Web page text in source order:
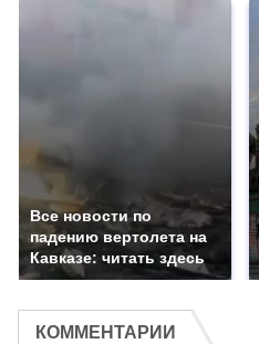
Все новости по
падению вертолета на
Кавказе: читать здесь
КОММЕНТАРИИ